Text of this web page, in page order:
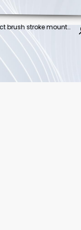
vector illustration of a abstract brush stroke mountain, silhouette of a bonsai tree with Chinese painting.